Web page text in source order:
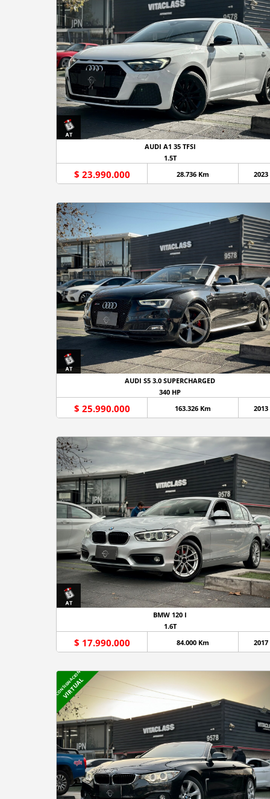
AUDI A1 35 TFSI
1.5T
$ 23.990.000 28.736 Km 2023
AUDI S5 3.0 SUPERCHARGED
340 HP
$ 25.990.000 163.326 Km 2013
BMW 120 I
1.6T
$ 17.990.000 84.000 Km 2017
CONSIGNACION
VIRTUAL